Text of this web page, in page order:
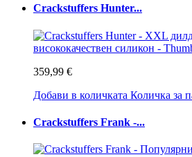
Crackstuffers Hunter...
359,99 €
Добави в количката Количка за
Crackstuffers Frank -...